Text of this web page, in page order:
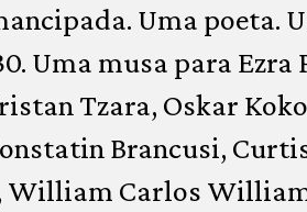
Uma poeta.
Uma musa para Ezra
Tzara, Oskar
Brancusi,
William Carlos